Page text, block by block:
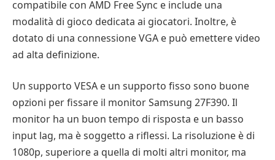
compatibile con AMD Free Sync e include una
modalità di gioco dedicata ai giocatori. Inoltre, è
dotato di una connessione VGA e può emettere video
ad alta definizione.
Un supporto VESA e un supporto fisso sono buone
opzioni per fissare il monitor Samsung 27F390. Il
monitor ha un buon tempo di risposta e un basso
input lag, ma è soggetto a riflessi. La risoluzione è di
1080p, superiore a quella di molti altri monitor, ma